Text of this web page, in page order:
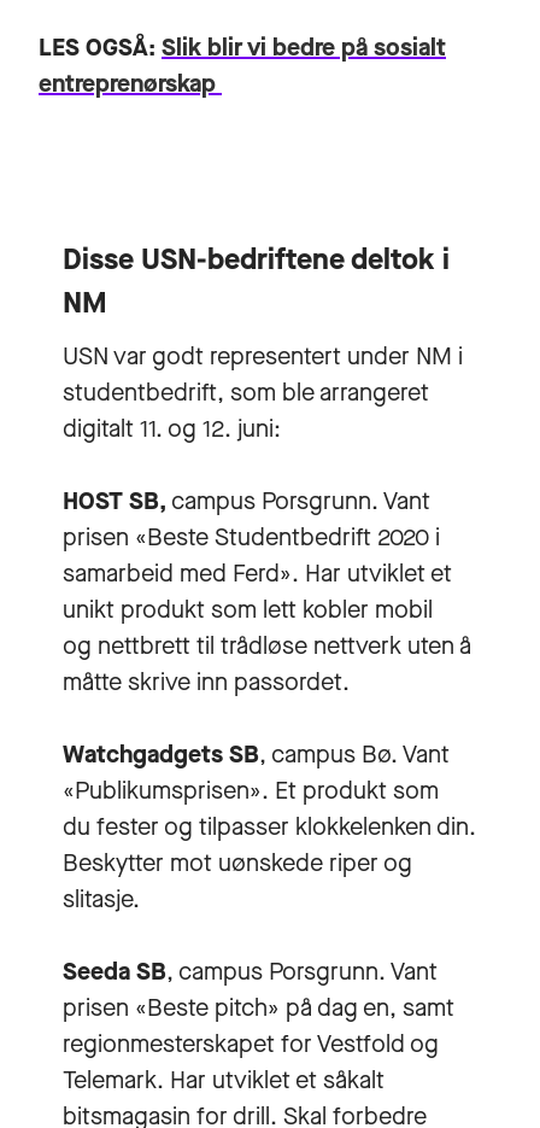
LES OGSÅ: Slik blir vi bedre på sosialt
entreprenørskap
Disse USN-bedriftene deltok i
NM
USN var godt representert under NM i
studentbedrift, som ble arrangeret
digitalt 11. og 12. juni:
HOST SB, campus Porsgrunn. Vant
prisen «Beste Studentbedrift 2020 i
samarbeid med Ferd». Har utviklet et
unikt produkt som lett kobler mobil
og nettbrett til trådløse nettverk uten å
måtte skrive inn passordet.
Watchgadgets SB, campus Bø. Vant
«Publikumsprisen». Et produkt som
du fester og tilpasser klokkelenken din.
Beskytter mot uønskede riper og
slitasje.
Seeda SB, campus Porsgrunn. Vant
prisen «Beste pitch» på dag en, samt
regionmesterskapet for Vestfold og
Telemark. Har utviklet et såkalt
bitsmagasin for drill. Skal forbedre